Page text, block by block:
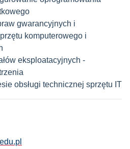
gwarancyjnych i
komputerowego i
eksploatacyjnych -
obsługi technicznej sprzętu IT